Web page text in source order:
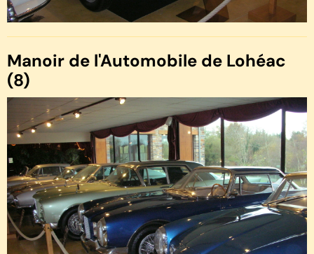
Manoir de l'Automobile de Lohéac
(8)